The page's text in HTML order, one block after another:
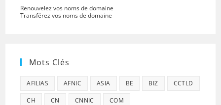
Renouvelez vos noms de domaine
Transférez vos noms de domaine
Mots Clés
AFILIAS AFNIC ASIA BE BIZ CCTLD
CH CN CNNIC COM